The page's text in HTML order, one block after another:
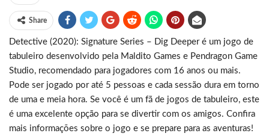
Share
Detective (2020): Signature Series – Dig Deeper é um jogo de
tabuleiro desenvolvido pela Maldito Games e Pendragon Game
Studio, recomendado para jogadores com 16 anos ou mais.
Pode ser jogado por até 5 pessoas e cada sessão dura em torno
de uma e meia hora. Se você é um fã de jogos de tabuleiro, este
é uma excelente opção para se divertir com os amigos. Confira
mais informações sobre o jogo e se prepare para as aventuras!